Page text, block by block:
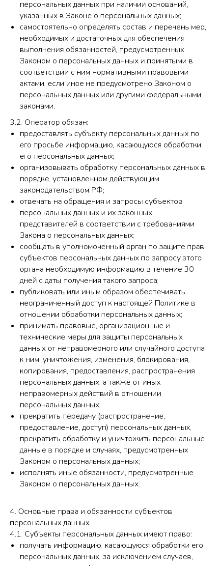
персональных данных при наличии оснований,
указанных в Законе о персональных данных;
самостоятельно определять состав и перечень мер,
необходимых и достаточных для обеспечения
выполнения обязанностей, предусмотренных
Законом о персональных данных и принятыми в
соответствии с ним нормативными правовыми
актами, если иное не предусмотрено Законом о
персональных данных или другими федеральными
законами.
3.2. Оператор обязан:
предоставлять субъекту персональных данных по
его просьбе информацию, касающуюся обработки
его персональных данных;
организовывать обработку персональных данных в
порядке, установленном действующим
законодательством РФ;
отвечать на обращения и запросы субъектов
персональных данных и их законных
представителей в соответствии с требованиями
Закона о персональных данных;
сообщать в уполномоченный орган по защите прав
субъектов персональных данных по запросу этого
органа необходимую информацию в течение 30
дней с даты получения такого запроса;
публиковать или иным образом обеспечивать
неограниченный доступ к настоящей Политике в
отношении обработки персональных данных;
принимать правовые, организационные и
технические меры для защиты персональных
данных от неправомерного или случайного доступа
к ним, уничтожения, изменения, блокирования,
копирования, предоставления, распространения
персональных данных, а также от иных
неправомерных действий в отношении
персональных данных;
прекратить передачу (распространение,
предоставление, доступ) персональных данных,
прекратить обработку и уничтожить персональные
данные в порядке и случаях, предусмотренных
Законом о персональных данных;
исполнять иные обязанности, предусмотренные
Законом о персональных данных.
4. Основные права и обязанности субъектов
персональных данных
4.1. Субъекты персональных данных имеют право:
получать информацию, касающуюся обработки его
персональных данных, за исключением случаев,